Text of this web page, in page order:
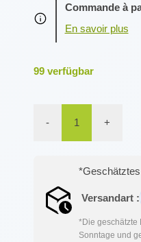
Commande à
99 verfügbar
- 1 +
Versandart :
*Die geschätzte
Sonntage und